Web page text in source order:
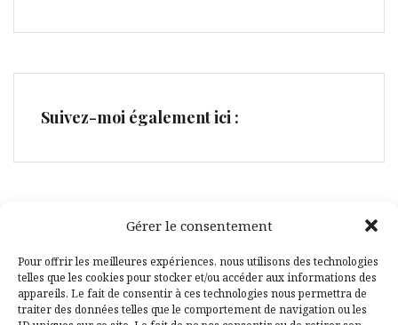
Gérer le consentement
Pour offrir les meilleures expériences, nous utilisons des technologies
telles que les cookies pour stocker et/ou accéder aux informations des
appareils. Le fait de consentir à ces technologies nous permettra de
traiter des données telles que le comportement de navigation ou les
Suivez-moi également ici :
Facebook
Pinterest